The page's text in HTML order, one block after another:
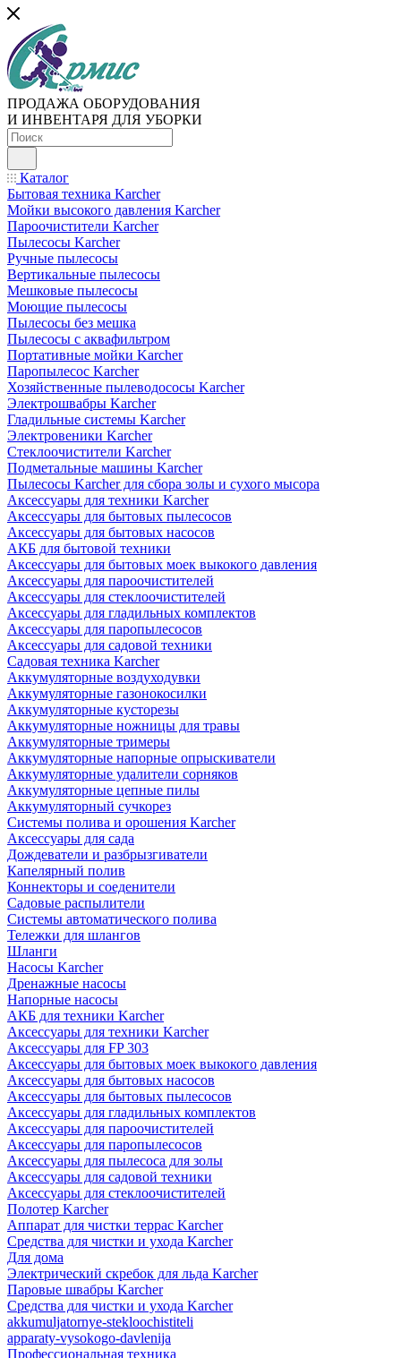
ПРОДАЖА ОБОРУДОВАНИЯ
И ИНВЕНТАРЯ ДЛЯ УБОРКИ
Каталог
Бытовая техника Karcher
Мойки высокого давления Karcher
Пароочистители Karcher
Пылесосы Karcher
Ручные пылесосы
Вертикальные пылесосы
Мешковые пылесосы
Моющие пылесосы
Пылесосы без мешка
Пылесосы с аквафильтром
Портативные мойки Karcher
Паропылесос Karcher
Хозяйственные пылеводососы Karcher
Электрошвабры Karcher
Гладильные системы Karcher
Электровеники Karcher
Стеклоочистители Karcher
Подметальные машины Karcher
Пылесосы Karcher для сбора золы и сухого мысора
Аксессуары для техники Karcher
Аксессуары для бытовых пылесосов
Аксессуары для бытовых насосов
АКБ для бытовой техники
Аксессуары для бытовых моек выкокого давления
Аксессуары для пароочистителей
Аксессуары для стеклоочистителей
Аксессуары для гладильных комплектов
Аксессуары для паропылесосов
Аксессуары для садовой техники
Садовая техника Karcher
Аккумуляторные воздуходувки
Аккумуляторные газонокосилки
Аккумуляторные кусторезы
Аккумуляторные ножницы для травы
Аккумуляторные тримеры
Аккумуляторные напорные опрыскиватели
Аккумуляторные удалители сорняков
Аккумуляторные цепные пилы
Аккумуляторный сучкорез
Системы полива и орошения Karcher
Аксессуары для сада
Дождеватели и разбрызгиватели
Капелярный полив
Коннекторы и соеденители
Садовые распылители
Системы автоматического полива
Тележки для шлангов
Шланги
Насосы Karcher
Дренажные насосы
Напорные насосы
АКБ для техники Karcher
Аксессуары для техники Karcher
Аксессуары для FP 303
Аксессуары для бытовых моек выкокого давления
Аксессуары для бытовых насосов
Аксессуары для бытовых пылесосов
Аксессуары для гладильных комплектов
Аксессуары для пароочистителей
Аксессуары для паропылесосов
Аксессуары для пылесоса для золы
Аксессуары для садовой техники
Аксессуары для стеклоочистителей
Полотер Karcher
Аппарат для чистки террас Karcher
Средства для чистки и ухода Karcher
Для дома
Электрический скребок для льда Karcher
Паровые швабры Karcher
Средства для чистки и ухода Karcher
akkumuljatornye-stekloochistiteli
apparaty-vysokogo-davlenija
Профессиональная техника